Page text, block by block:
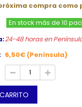
compra
En stock más de 10
24-48 horas en
6,50€ (Península)